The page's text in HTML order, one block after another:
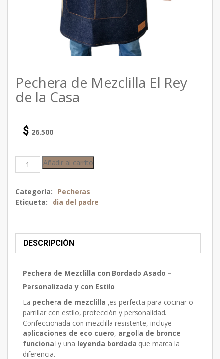
Pechera de Mezclilla El Rey
de la Casa
$ 26.500
Añadir al carrito
Categoría:
Pecheras
Etiqueta:
dia del padre
DESCRIPCIÓN
Pechera de Mezclilla con Bordado Asado –
Personalizada y con Estilo
La pechera de mezclilla ,es perfecta para cocinar o
parrillar con estilo, protección y personalidad.
Confeccionada con mezclilla resistente, incluye
aplicaciones de eco cuero, argolla de bronce
funcional y una leyenda bordada que marca la
diferencia.